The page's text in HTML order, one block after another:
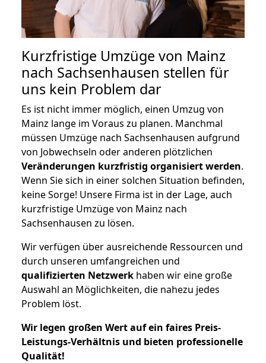
Kurzfristige Umzüge von Mainz
nach Sachsenhausen stellen für
uns kein Problem dar
Es ist nicht immer möglich, einen Umzug von
Mainz lange im Voraus zu planen. Manchmal
müssen Umzüge nach Sachsenhausen aufgrund
von Jobwechseln oder anderen plötzlichen
Veränderungen kurzfristig organisiert werden.
Wenn Sie sich in einer solchen Situation befinden,
keine Sorge! Unsere Firma ist in der Lage, auch
kurzfristige Umzüge von Mainz nach
Sachsenhausen zu lösen.
Wir verfügen über ausreichende Ressourcen und
durch unseren umfangreichen und
qualifizierten Netzwerk haben wir eine große
Auswahl an Möglichkeiten, die nahezu jedes
Problem löst.
Wir legen großen Wert auf ein faires Preis-
Leistungs-Verhältnis und bieten professionelle
Qualität!